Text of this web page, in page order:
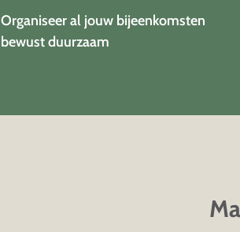
Organiseer al jouw bijeenkomsten
bewust duurzaam